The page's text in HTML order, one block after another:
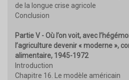
de la longue crise agricole
Conclusion
Partie V - Où l’on voit, avec
l’agriculture devenir « moderne »,
alimentaire, 1945-1972
Introduction
Chapitre 16. Le modèle américain